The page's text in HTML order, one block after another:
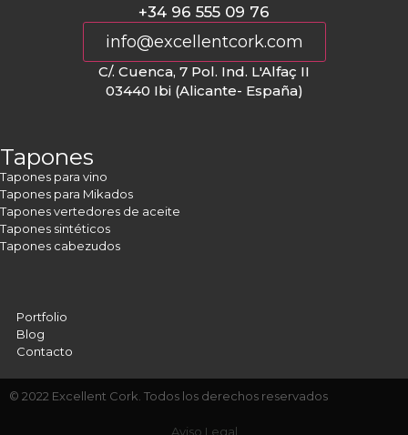
+34 96 555 09 76
info@excellentcork.com
C/. Cuenca, 7 Pol. Ind. L'Alfaç II
03440 Ibi (Alicante- España)
Tapones
Tapones para vino
Tapones para Mikados
Tapones vertedores de aceite
Tapones sintéticos
Tapones cabezudos
Portfolio
Blog
Contacto
© 2022 Excellent Cork. Todos los derechos reservados
Aviso Legal